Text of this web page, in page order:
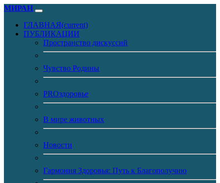
МИРАН
ГЛАВНАЯ(current)
ПУБЛИКАЦИИ
Пространство дискуссий
Чувство Родины
PROздоровье
В мире животных
Новости
Гармония Здоровья: Путь к Благополучию